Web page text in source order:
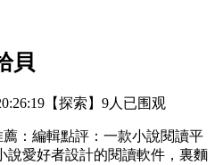
貝
【探索】 9人已围观
：編輯點評：一款小說閱讀平
說愛好者設計的閱讀軟件，裏麵